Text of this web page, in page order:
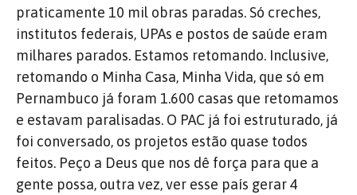
praticamente 10 mil obras paradas. Só creches,
institutos federais, UPAs e postos de saúde eram
milhares parados. Estamos retomando. Inclusive,
retomando o Minha Casa, Minha Vida, que só em
Pernambuco já foram 1.600 casas que retomamos
e estavam paralisadas. O PAC já foi estruturado, já
foi conversado, os projetos estão quase todos
feitos. Peço a Deus que nos dê força para que a
gente possa, outra vez, ver esse país gerar 4